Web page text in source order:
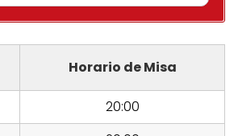
Horario de Misa
20:00